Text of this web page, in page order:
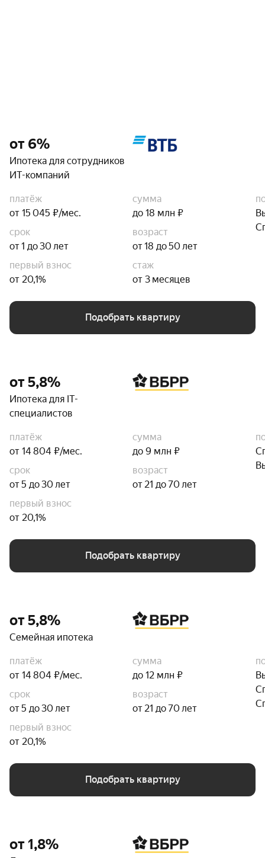
от 6%
Ипотека для сотрудников
ИТ-компаний
платёж
от 15 045 ₽/мес.
сумма
до 18 млн ₽
срок
от 1 до 30 лет
возраст
от 18 до 50 лет
первый взнос
от 20,1%
стаж
от 3 месяцев
Подобрать квартиру
от 5,8%
Ипотека для IT-
специалистов
платёж
от 14 804 ₽/мес.
сумма
до 9 млн ₽
срок
от 5 до 30 лет
возраст
от 21 до 70 лет
первый взнос
от 20,1%
Подобрать квартиру
от 5,8%
Семейная ипотека
платёж
от 14 804 ₽/мес.
сумма
до 12 млн ₽
срок
от 5 до 30 лет
возраст
от 21 до 70 лет
первый взнос
от 20,1%
Подобрать квартиру
от 1,8%